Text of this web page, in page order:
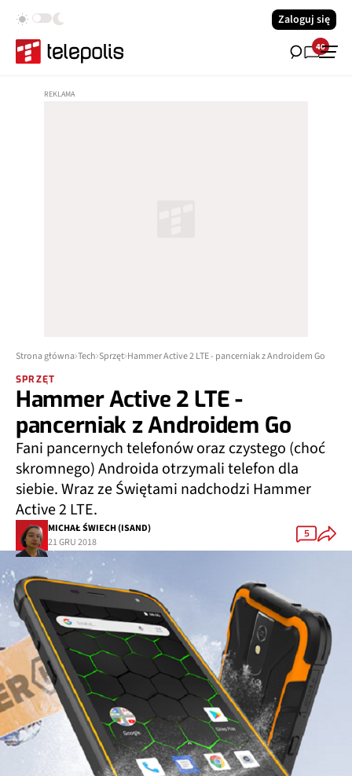
Zaloguj się
40
Strona główna Tech Sprzęt Hammer Active 2 LTE - pancerniak z Androidem Go
SPRZĘT
Hammer Active 2 LTE -
pancerniak z Androidem Go
Fani pancernych telefonów oraz czystego (choć
skromnego) Androida otrzymali telefon dla
siebie. Wraz ze Świętami nadchodzi Hammer
Active 2 LTE.
MICHAŁ ŚWIECH (ISAND)
21 GRU 2018
5